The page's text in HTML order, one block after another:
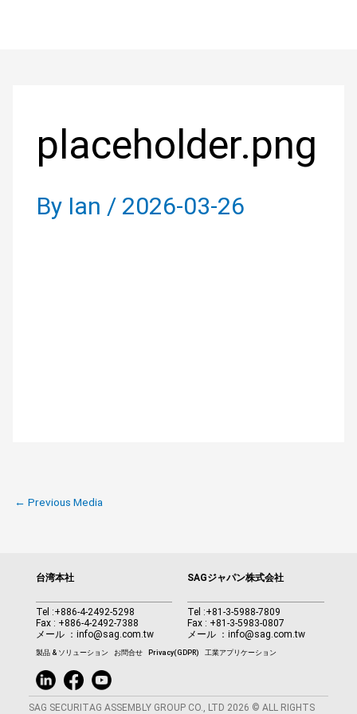
placeholder.png
By Ian / 2026-03-26
← Previous Media
台湾本社
Tel :+886-4-2492-5298
Fax : +886-4-2492-7388
メール ： info@sag.com.tw
SAGジャパン株式会社
Tel :+81-3-5988-7809
Fax : +81-3-5983-0807
メール ：info@sag.com.tw
製品 & ソリューション お問合せ Privacy(GDPR) 工業アプリケーション
SAG SECURITAG ASSEMBLY GROUP CO., LTD 2026 © ALL RIGHTS